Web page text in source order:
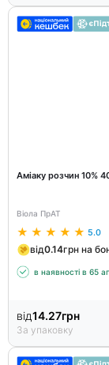
Аміаку розчин 10%
Віола ПрАТ
5.0
від0.14грн на
в наявності в 65
від14.27грн
За упаковку